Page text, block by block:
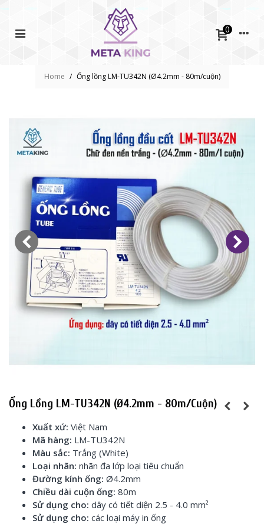
0
Home / Ống lồng LM-TU342N (Ø4.2mm - 80m/cuộn)
Ống Lồng LM-TU342N (Ø4.2mm - 80m/cuộn)
Xuất xứ: Việt Nam
Mã hàng: LM-TU342N
Màu sắc: Trắng (White)
Loại nhãn: nhãn đa lớp loại tiêu chuẩn
Đường kính ống: Ø4.2mm
Chiều dài cuộn ống: 80m
Sử dụng cho: dây có tiết diện 2.5 - 4.0 mm²
Sử dụng cho: các loại máy in ống